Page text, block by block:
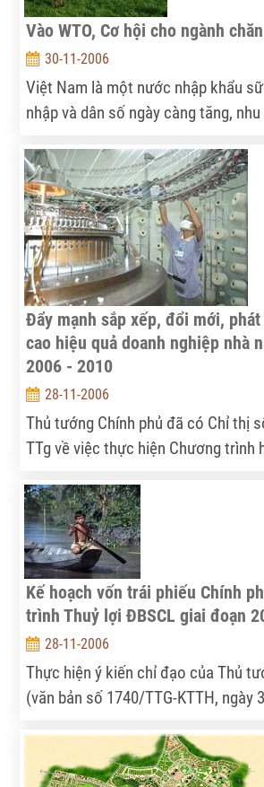
Vào WTO, Cơ hội cho ngành
30-11-2006
Việt Nam là một nước nhập khẩu
nhập và dân số ngày càng tăng,
2005, nước ta mới chỉ đáp ứng được
nhu cầu tiêu dùng sữa trong nước.
gần đây, các tỉnh địa phương đã
trình phát triển chăn nuôi bò sữa
phần nguyên liệu nhập khẩu. Tuy
vào cao, giá thu mua sữa thấp đã
nông dân trong cảnh “điêu đứng”.
tình hình sắp gia nhập WTO, tương
ra sao?
Đẩy mạnh sắp xếp, đổi mới,
cao hiệu quả doanh nghiệp nhà
2006 - 2010
28-11-2006
Thủ tướng Chính phủ đã có Chỉ thị
TTg về việc thực hiện Chương trình
và nâng cao hiệu quả doanh nghiệp
đoạn 2006 - 2010. Agroinfo trân
bạn đọc toàn văn Chỉ thị này.
Kế hoạch vốn trái phiếu Chính
trình Thuỷ lợi ĐBSCL giai đoạn
28-11-2006
Thực hiện ý kiến chỉ đạo của Thủ
(văn bản số 1740/TTG-KTTH, ngày
ĐBSCL sử dụng nguồn vốn trái
đoạn 2006-2010, ngày 13 tháng 11